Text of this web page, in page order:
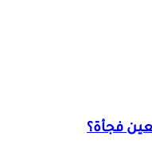
فجأة؟